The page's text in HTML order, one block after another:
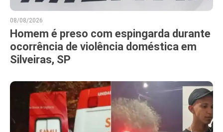
08/08/2026
Homem é preso com espingarda durante
ocorrência de violência doméstica em
Silveiras, SP